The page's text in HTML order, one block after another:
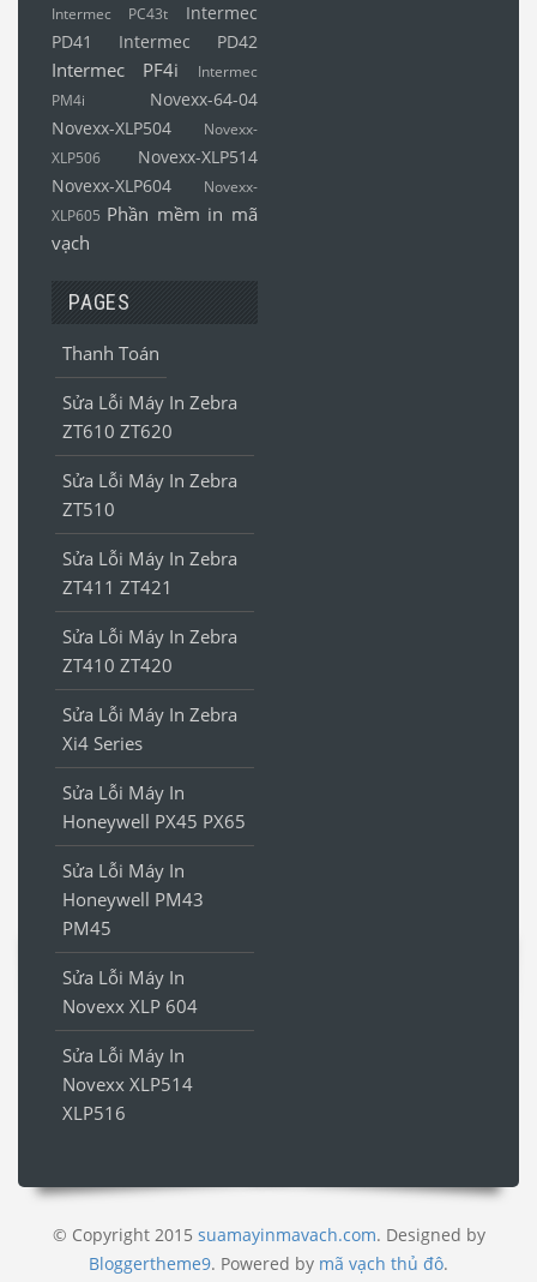
Intermec PC43t
Intermec
PD41
Intermec PD42
Intermec PF4i
Intermec
PM4i
Novexx-64-04
Novexx-XLP504
Novexx-
XLP506
Novexx-XLP514
Novexx-XLP604
Novexx-
XLP605 Phần mềm in mã
vạch
PAGES
Thanh Toán
Sửa Lỗi Máy In Zebra
ZT610 ZT620
Sửa Lỗi Máy In Zebra
ZT510
Sửa Lỗi Máy In Zebra
ZT411 ZT421
Sửa Lỗi Máy In Zebra
ZT410 ZT420
Sửa Lỗi Máy In Zebra
Xi4 Series
Sửa Lỗi Máy In
Honeywell PX45 PX65
Sửa Lỗi Máy In
Honeywell PM43
PM45
Sửa Lỗi Máy In
Novexx XLP 604
Sửa Lỗi Máy In
Novexx XLP514
XLP516
© Copyright 2015 suamayinmavach.com. Designed by
Bloggertheme9. Powered by mã vạch thủ đô.